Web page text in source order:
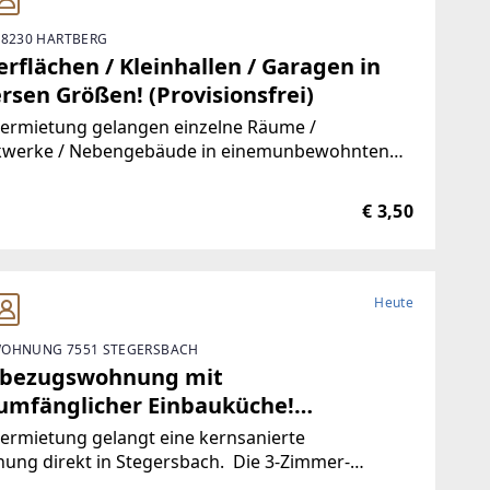
HARTBERG
/ Kleinhallen / Garagen in
Größen! (Provisionsfrei)
gelangen einzelne Räume /
/ Nebengebäude in einemunbewohnten
stehen Ihnen Größen vonca. 10 m² bis
€ 3,50
Heute
7551 STEGERSBACH
mit
Einbauküche!
gelangt eine kernsanierte
direkt in Stegersbach. Die 3-Zimmer-